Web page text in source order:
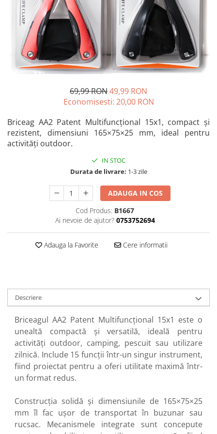
Mașini de șlefuit
Măști de sudură
Nivele cu bulă
Nivelă laser
Picamere
Capsatoare
Drujbă
Accesorii pentru drujbă
Echipamente de protecție
Grătare Electrice
Grătare și accesorii
Instalații sanitare
presiune
Prelate și Folii de Protecție
Prelungitoare
Rindele electrice
Accesorii rindele
Scule electrice
Accesorii pentru polizor
Compresoare aer
Fierastrau sabie
Fierăstrău circular
69,99 RON49,99 RON
Economisesti: 20,00 RON
Briceag AA2 Patent Multifuncțional 15x1, compact și
rezistent, dimensiuni 165×75×25 mm, ideal pentru
activități outdoor.
IN STOC
Durata de livrare: 1-3 zile
ADAUGA IN COS
Cod Produs: B1667
Ai nevoie de ajutor? 0753752694
Adauga la Favorite Cere informatii
Descriere
Briceagul AA2 Patent Multifuncțional 15x1 este o
unealtă compactă și versatilă, ideală pentru
activități outdoor, camping, pescuit sau utilizare
zilnică. Include 15 funcții într-un singur instrument,
fiind proiectat pentru a oferi utilitate maximă într-
un format redus.
Construcția solidă și dimensiunile de 165×75×25
mm îl fac ușor de transportat în buzunar sau
rucsac. Mecanismele integrate sunt concepute